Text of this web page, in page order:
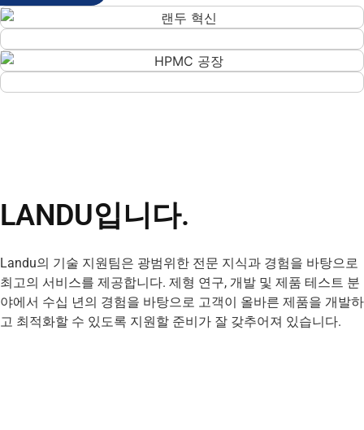
LANDU입니다.
Landu의 기술 지원팀은 광범위한 전문 지식과 경험을 바탕으로
최고의 서비스를 제공합니다. 제형 연구, 개발 및 제품 테스트 분
야에서 수십 년의 경험을 바탕으로 고객이 올바른 제품을 개발하
고 최적화할 수 있도록 지원할 준비가 잘 갖추어져 있습니다.